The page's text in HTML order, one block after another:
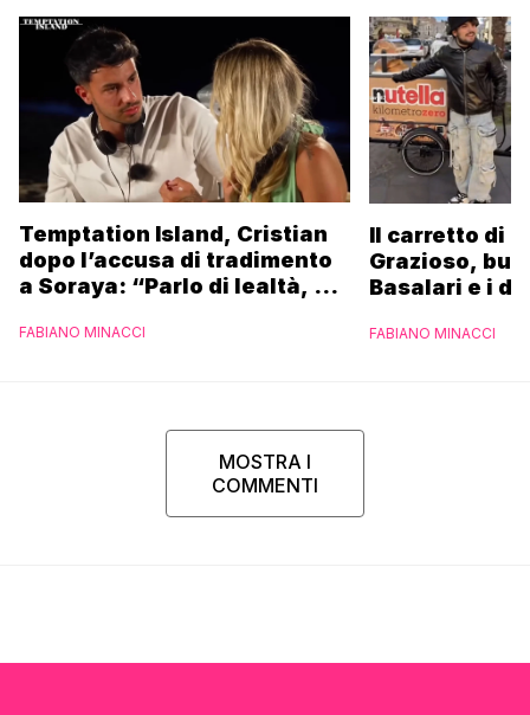
Temptation Island, Cristian
dopo l’accusa di tradimento
a Soraya: “Parlo di lealtà, ma
FABIANO MINACCI
Il carretto di
Grazioso,
Basalari e i
Ferrero”
FABIANO MINACCI
MOSTRA I
COMMENTI